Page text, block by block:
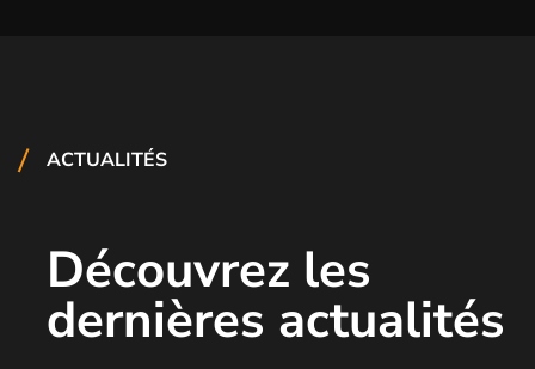
ACTUALITÉS
Découvrez les
dernières actualités